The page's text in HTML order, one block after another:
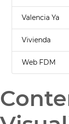
Valencia Ya
Vivienda
Web FDM